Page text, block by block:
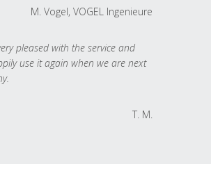
M. Vogel, VOGEL Ingenieure
pleased with the service and
use it again when we are next
T. M.